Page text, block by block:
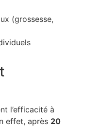
(grossesse,
l’efficacité à
effet, après 20